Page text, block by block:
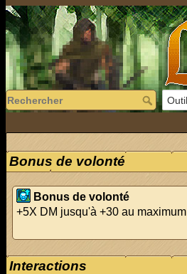
Bonus de volonté
Bonus de volonté
+5X DM jusqu'à +30 au maximum
Interactions